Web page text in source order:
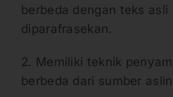
berbeda dengan teks asli
diparafrasekan.
2. Memiliki teknik
berbeda dari sumber